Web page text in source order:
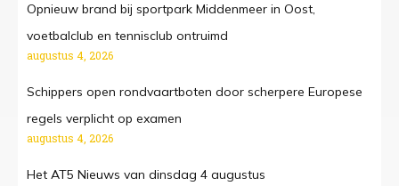
Opnieuw brand bij sportpark Middenmeer in Oost,
voetbalclub en tennisclub ontruimd
augustus 4, 2026
Schippers open rondvaartboten door scherpere Europese
regels verplicht op examen
augustus 4, 2026
Het AT5 Nieuws van dinsdag 4 augustus